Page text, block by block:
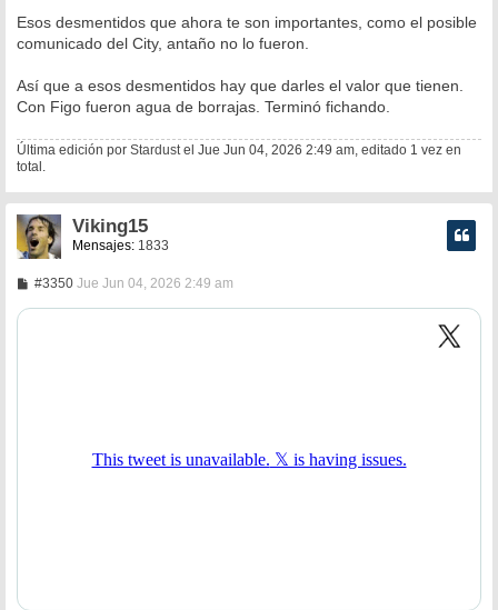
Esos desmentidos que ahora te son importantes, como el posible
comunicado del City, antaño no lo fueron.
Así que a esos desmentidos hay que darles el valor que tienen.
Con Figo fueron agua de borrajas. Terminó fichando.
Última edición por Stardustel Jue Jun 04, 2026 2:49 am, editado 1 vez en
total.
Viking15
Mensajes: 1833
#3350M
n
Jue Jun 04, 2026 2:49 am